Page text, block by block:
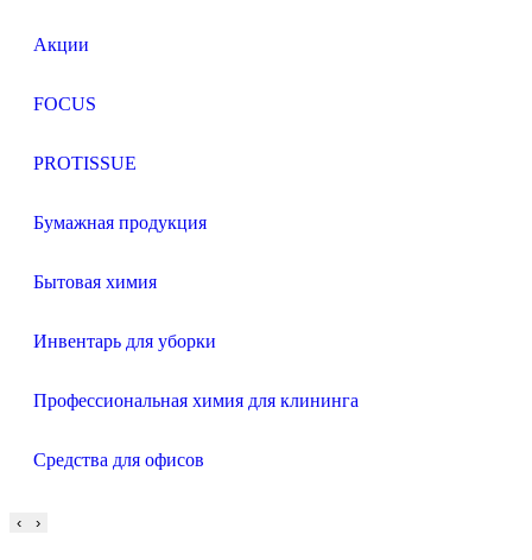
Акции
FOCUS
PROTISSUE
Бумажная продукция
Бытовая химия
Инвентарь для уборки
Профессиональная химия для клининга
Средства для офисов
‹ ›